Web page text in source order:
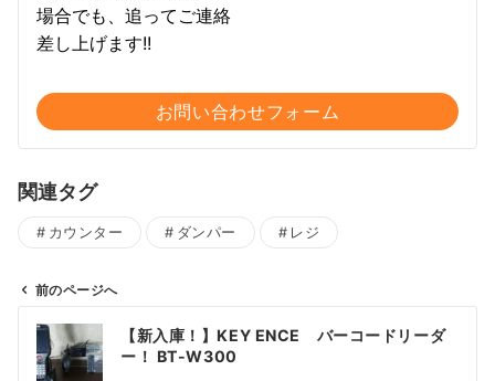
場合でも、追ってご連絡
差し上げます!!
お問い合わせフォーム
関連タグ
カウンター ダンパー レジ
前のページへ
【新入庫！】KEY ENCE バーコードリーダ
ー！ BT-W300